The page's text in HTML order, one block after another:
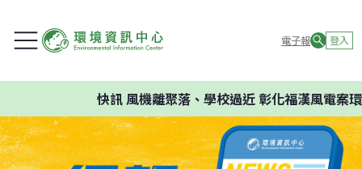
電子報 登入
快訊風機離聚落、學校過近 彰化福漢風電案環委